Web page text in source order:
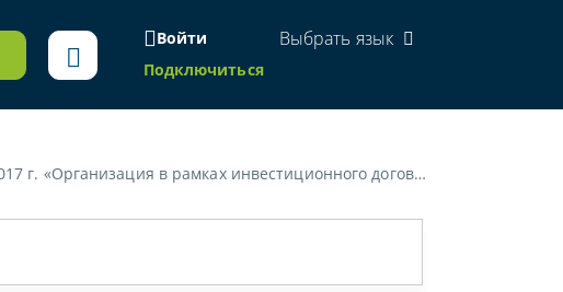
Войти
Подключиться
Выбрать язык
договоре предусмотрено освобождение от арендной платы за землю по 31 декабря года, следующего за годом приемки объекта в эксплуатацию. В июле 2017 года организацией заключено с городским исполнительным комитетом..»